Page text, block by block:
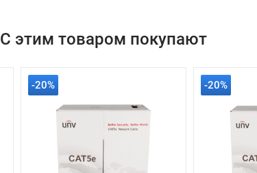
С этим товаром покупают
-20% -20%